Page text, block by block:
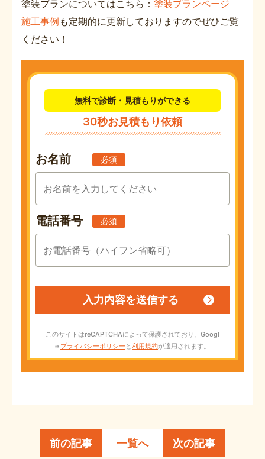
塗装プランについてはこちら： 塗装プランページ
施工事例 も定期的に更新しておりますのでぜひご覧
ください！
無料で診断・見積もりができる
30秒お見積もり依頼
お名前 必須
電話番号 必須
このサイトはreCAPTCHAによって保護されており、Googl
e プライバシーポリシー と利用規約が適用されます。
前の記事 一覧へ 次の記事